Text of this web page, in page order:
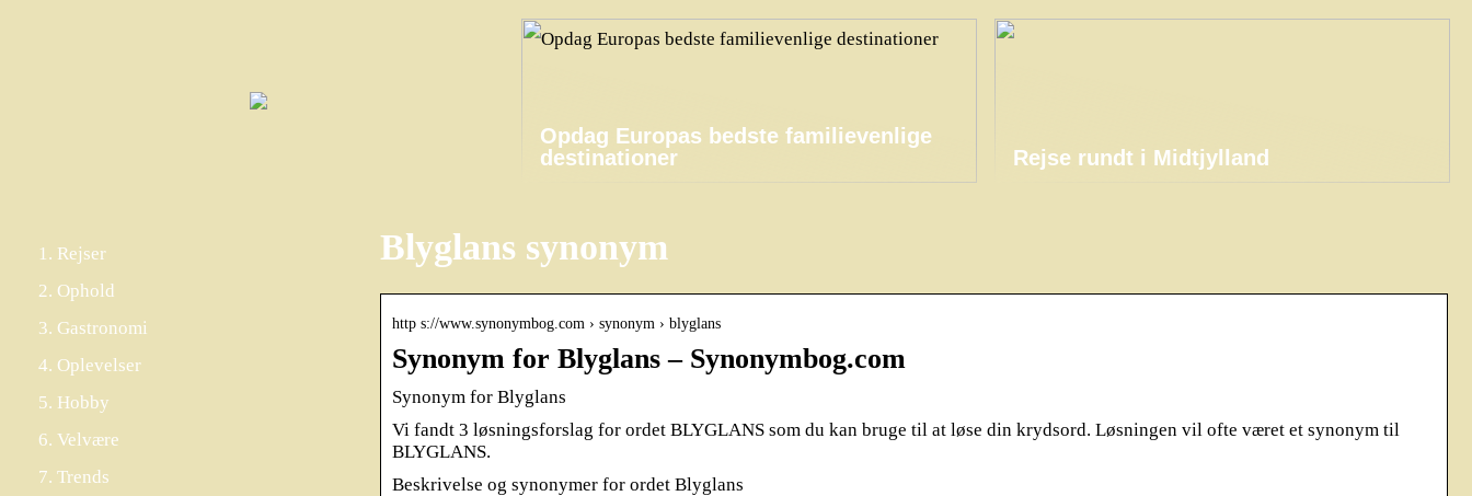
Opdag Europas bedste familievenlige
destinationer
Rejse rundt i Midtjylland
Blyglans synonym
http s://www.synonymbog.com › synonym › blyglans
Synonym for Blyglans – Synonymbog.com
Synonym for Blyglans
Vi fandt 3 løsningsforslag for ordet BLYGLANS som du kan bruge til at løse din krydsord. Løsningen vil ofte været et synonym til
BLYGLANS.
Beskrivelse og synonymer for ordet Blyglans
Rejser
Ophold
Gastronomi
Oplevelser
Hobby
Velvære
Trends